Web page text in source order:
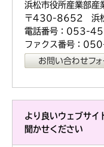
浜松市役所産業部産
〒430-8652 浜松
電話番号：053-
ファクス番号：
より良いウェブサイ
聞かせください